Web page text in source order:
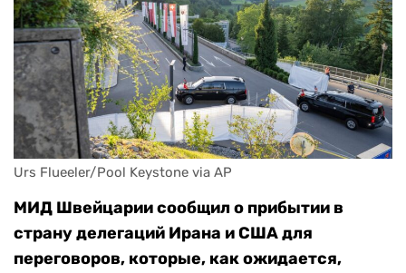
Urs Flueeler/Pool Keystone via AP
МИД Швейцарии сообщил о прибытии в
страну делегаций Ирана и США для
переговоров, которые, как ожидается,